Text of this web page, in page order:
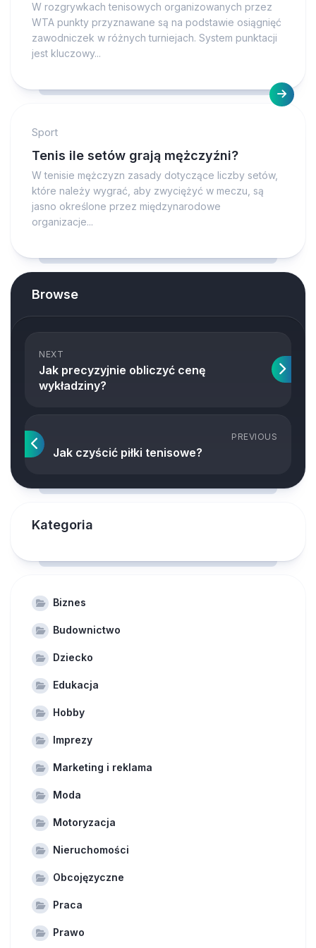
W rozgrywkach tenisowych organizowanych przez
WTA punkty przyznawane są na podstawie osiągnięć
zawodniczek w różnych turniejach. System punktacji
jest kluczowy...
Sport
Tenis ile setów grają mężczyźni?
W tenisie mężczyzn zasady dotyczące liczby setów,
które należy wygrać, aby zwyciężyć w meczu, są
jasno określone przez międzynarodowe
organizacje...
Browse
NEXT
Jak precyzyjnie obliczyć cenę
wykładziny?
PREVIOUS
Jak czyścić piłki tenisowe?
Kategoria
Biznes
Budownictwo
Dziecko
Edukacja
Hobby
Imprezy
Marketing i reklama
Moda
Motoryzacja
Nieruchomości
Obcojęzyczne
Praca
Prawo